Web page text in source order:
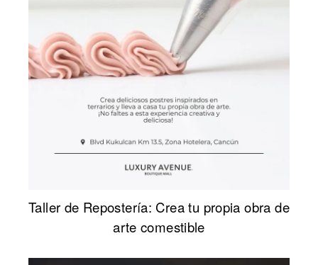
Taller de Repostería: Crea tu propia obra de
arte comestible